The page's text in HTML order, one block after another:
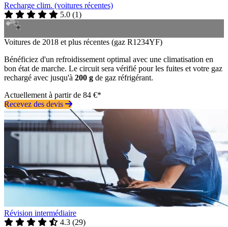
Recharge clim. (voitures récentes)
5.0 (1)
Voitures de 2018 et plus récentes (gaz R1234YF)
Bénéficiez d'un refroidissement optimal avec une climatisation en
bon état de marche. Le circuit sera vérifié pour les fuites et votre gaz
rechargé avec jusqu'à 200 g de gaz réfrigérant.
Actuellement à partir de 84 €*
Recevez des devis
Révision intermédiaire
4.3 (29)